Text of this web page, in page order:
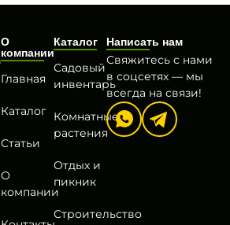
О
компании
Главная
Каталог
Статьи
О
компании
Каталог
Садовый
инвентарь
Комнатные
растения
Отдых и
пикник
Строительство
Написать нам
Свяжитесь с нами
в соцсетях — мы
всегда на связи!